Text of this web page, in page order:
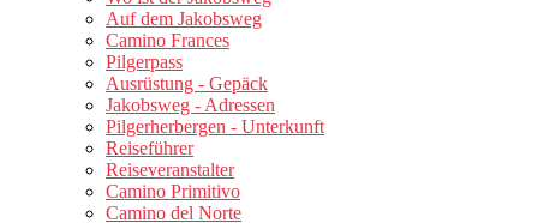
Auf dem Jakobsweg
Camino Frances
Pilgerpass
Ausrüstung - Gepäck
Jakobsweg - Adressen
Pilgerherbergen - Unterkunft
Reiseführer
Reiseveranstalter
Camino Primitivo
Camino del Norte